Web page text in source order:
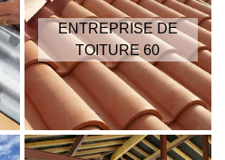
ENTREPRISE DE
TOITURE 60